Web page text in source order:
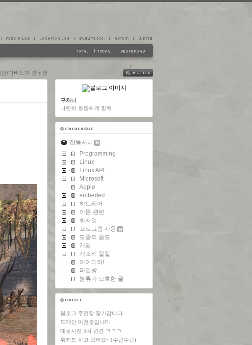
임/마비노기 영웅전
FEED
구차니
나란히 동등하게 함께
잡동사니
Programming
Linux
Linux API
Microsoft
Apple
embeded
하드웨어
이론 관련
회사일
프로그램 사용
모종의 음모
게임
개소리 왈왈
아이디어!
파일방
분류가 모호한 글
블로그 주인장 장가갑니다
도메인 이전중입니다.
대문사진 3차 변경 ㅋㅋㅋ
위키도 하고 있어요~ (수근수근)